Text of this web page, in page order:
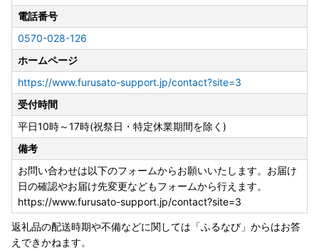
電話番号
0570-028-126
ホームページ
https://www.furusato-support.jp/contact?site=3
受付時間
平日10時～17時(祝祭日・特定休業期間を除く)
備考
お問い合わせは以下のフォームからお願いいたします。お届け
日の確認やお届け先変更などもフォームから行えます。
https://www.furusato-support.jp/contact?site=3
返礼品の配送時期や不備などに関しては「ふるなび」からはお答
えできかねます。